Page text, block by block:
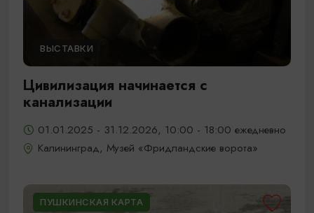
ВЫСТАВКИ
Цивилизация начинается с
канализации
01.01.2025 - 31.12.2026, 10:00 - 18:00 ежедневно
Калининград, Музей «Фридландские ворота»
ПУШКИНСКАЯ КАРТА